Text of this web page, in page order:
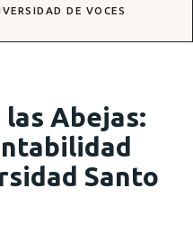
DE VOCES
Abejas:
Santo